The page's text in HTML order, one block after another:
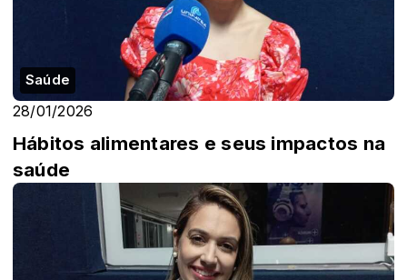
Saúde
28/01/2026
Hábitos alimentares e seus impactos na
saúde